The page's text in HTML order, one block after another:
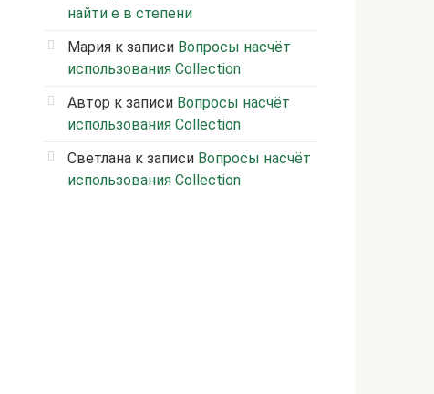
найти е в степени
Мария к записи Вопросы насчёт
использования Collection
Автор к записи Вопросы насчёт
использования Collection
Светлана к записи Вопросы насчёт
использования Collection